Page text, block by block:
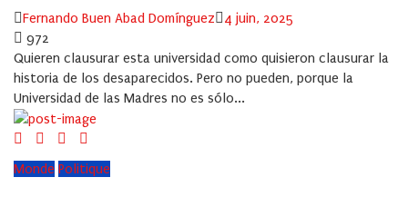
Author
Fernando Buen Abad Domínguez
Posted
4 juin, 2025
972
Quieren clausurar esta universidad como quisieron clausurar la
historia de los desaparecidos. Pero no pueden, porque la
Universidad de las Madres no es sólo...
Monde Politique